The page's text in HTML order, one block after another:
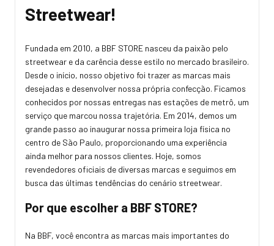
Streetwear!
Fundada em 2010, a BBF STORE nasceu da paixão pelo
streetwear e da carência desse estilo no mercado brasileiro.
Desde o início, nosso objetivo foi trazer as marcas mais
desejadas e desenvolver nossa própria confecção. Ficamos
conhecidos por nossas entregas nas estações de metrô, um
serviço que marcou nossa trajetória. Em 2014, demos um
grande passo ao inaugurar nossa primeira loja física no
centro de São Paulo, proporcionando uma experiência
ainda melhor para nossos clientes. Hoje, somos
revendedores oficiais de diversas marcas e seguimos em
busca das últimas tendências do cenário streetwear.
Por que escolher a BBF STORE?
Na BBF, você encontra as marcas mais importantes do